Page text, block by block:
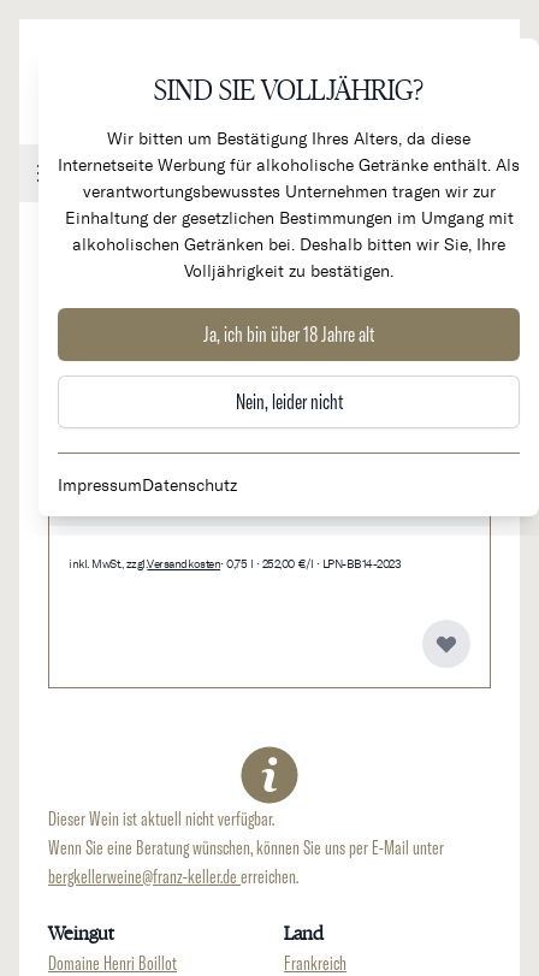
SIND SIE VOLLJÄHRIG?
Wir bitten um Bestätigung Ihres Alters, da diese
Internetseite Werbung für alkoholische Getränke enthält. Als
verantwortungsbewusstes Unternehmen tragen wir zur
Einhaltung der gesetzlichen Bestimmungen im Umgang mit
alkoholischen Getränken bei. Deshalb bitten wir Sie, Ihre
Volljährigkeit zu bestätigen.
Ja, ich bin über 18 Jahre alt
Nein, leider nicht
ImpressumDatenschutz
Handel & Gastronomie Kundenkonto Warenkorb
Puligny-Montrachet 1er Cru "Clos
de la Mouchère"
189,00 €
inkl. MwSt., zzgl.Versandkosten• 0,75 l • 252,00 €/l • LPN-BB14-2023
Dieser Wein ist aktuell nicht verfügbar.
Wenn Sie eine Beratung wünschen, können Sie uns per E-Mail unter
bergkellerweine@franz-keller.de erreichen.
Weingut
Domaine Henri Boillot
Land
Frankreich